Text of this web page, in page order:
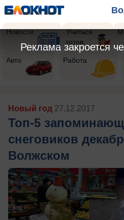
Новости
Учиться
готов
Авто Работа
Новый год 27.12.2017
Топ-5
снеговиков
Волжском
Реклама закроется